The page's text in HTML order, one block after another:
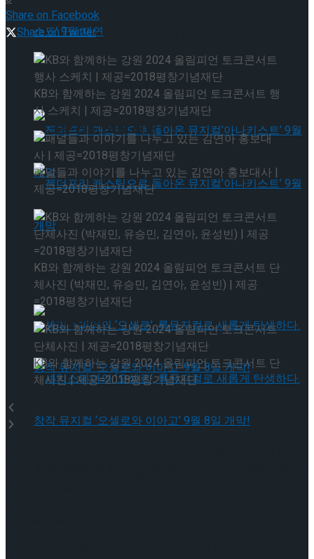
‘로미오와 줄리엣’의 발칙한 평행세계,연극 ‘스
타크로스드’ 9월 재연
젠더프리 캐스팅으로 돌아온 뮤지컬’아나키스
트’ 9월 개막
셰익스피어의 ‘오셀로’, 록뮤지컬로 새롭게 탄생
‘로미오와 줄리엣’의 발칙한 평행세계,연극 ‘스
타크로스드’ 9월 재연
젠더프리 캐스팅으로 돌아온 뮤지컬’아나키스
트’ 9월 개막
Share on Facebook
Share on Twitter
KB와 함께하는 강원 2024 올림피언 토크콘서트 행
사 스케치 | 제공=2018평창기념재단
패널들과 이야기를 나누고 있는 김연아 홍보대사 |
제공=2018평창기념재단
KB와 함께하는 강원 2024 올림피언 토크콘서트 단
체사진 (박재민, 유승민, 김연아, 윤성빈) | 제공
=2018평창기념재단
KB와 함께하는 강원 2024 올림피언 토크콘서트 단
체사진 | 제공=2018평창기념재단